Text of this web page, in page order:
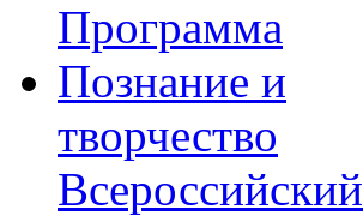
Программа
Познание и
творчество
Всероссийский